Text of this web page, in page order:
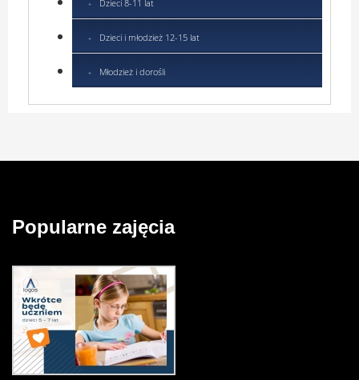
Dzieci 8-11 lat
Dzieci i młodzież 12-15 lat
Młodzież i dorośli
Popularne zajęcia